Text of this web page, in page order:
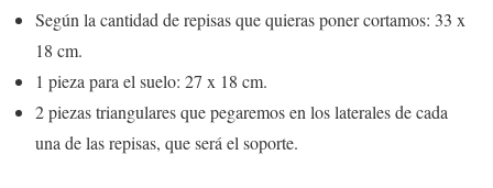
Según la cantidad de repisas que quieras poner cortamos: 33 x
18 cm.
1 pieza para el suelo: 27 x 18 cm.
2 piezas triangulares que pegaremos en los laterales de cada
una de las repisas, que será el soporte.